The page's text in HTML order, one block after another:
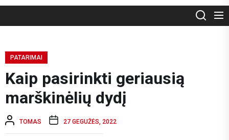
PATARIMAI
Kaip pasirinkti geriausią
marškinėlių dydį
TOMAS 27 GEGUŽĖS, 2022